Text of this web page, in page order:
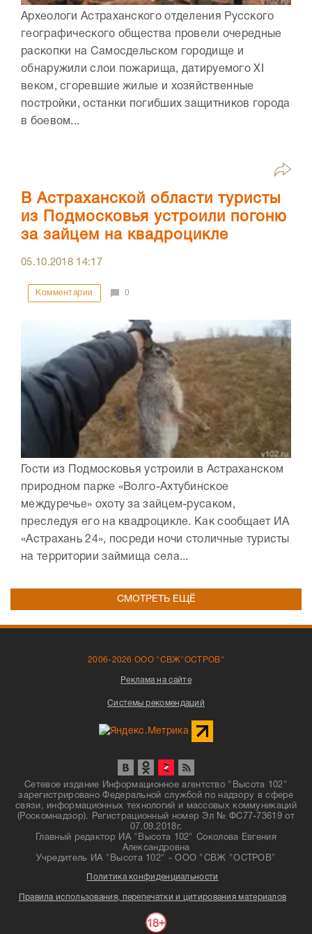
Археологи Астраханского отделения Русского
географического общества провели очередные
раскопки на Самосдельском городище и
обнаружили слои пожарища, датируемого XI
веком, сгоревшие жилые и хозяйственные
постройки, останки погибших защитников города
в боевом...
В Астраханской области туристы
из Подмосковья устроили погоню
за зайцем на квадроцикле
05.10.2018 14:17
Комментарии 0
Гости из Подмосковья устроили в Астраханском
природном парке «Волго-Ахтубинское
междуречье» охоту за зайцем-русаком,
преследуя его на квадроцикле. Как сообщает ИА
«Астрахань 24», посреди ночи столичные туристы
на территории займища села...
СМОТРЕТЬ ЕЩЁ
2006-2026 ООО "СВЖ"ОСТРОВ"
Реклама на сайте
Системы рекомендаций
Сетевое издание Информационное агентство "Высота 102"
зарегистрировано Федеральной службой по надзору в сфере
связи, информационных технологий и массовых коммуникаций
(Роскомнадзор). Регистрационный номер Эл № ФС77-73619 от
07.09.2018г.
Главный редактор ИА "Высота 102" Соколова Евгения
Александровна
Учредитель ИА "Высота 102" - ООО "СВЖ "ОСТРОВ"
Политика конфиденциальности
Правила использования, перепечатки и цитирования материалов